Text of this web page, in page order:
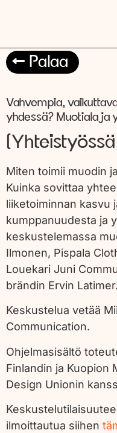
Palaa
Vahvempia,
yhdessä? Muotiala ja
Miten toimii muodin
Kuinka sovittaa
liiketoiminnan kasvu
kumppanuudesta ja
keskustelemassa
Ilmonen, Pispala
Louekari Juni
brändin Ervin Latimer.
Keskustelua vetää
Communication.
Ohjelmasisältö
Finlandin ja Kuopion
Design Unionin
ilmoittautua siihen